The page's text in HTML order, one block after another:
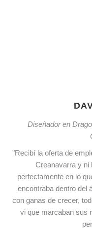
Diseñador en
"Recibí la oferta de
Creanavarra y ni
perfectamente en lo
encontraba dentro del
con ganas de crecer,
vi que marcaban sus